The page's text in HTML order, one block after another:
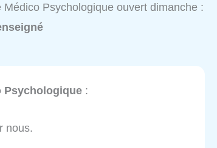
Médico Psychologique ouvert dimanche :
Psychologique :
nous.